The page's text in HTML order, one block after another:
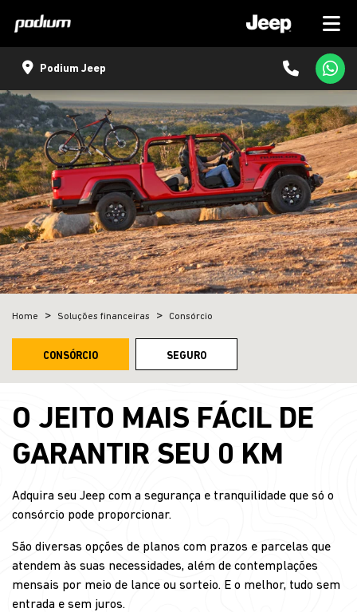
Podium Jeep
Home Soluções financeiras Consórcio
CONSÓRCIO SEGURO
O JEITO MAIS FÁCIL DE
GARANTIR SEU 0 KM
Adquira seu Jeep com a segurança e tranquilidade que só o
consórcio pode proporcionar.
São diversas opções de planos com prazos e parcelas que
atendem às suas necessidades, além de contemplações
mensais por meio de lance ou sorteio. E o melhor, tudo sem
entrada e sem juros.